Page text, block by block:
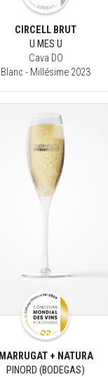
CIRCELL BRUT
U MES U
Cava DO
Blanc - Millésime 2023
MARRUGAT + NATURA
PINORD (BODEGAS)